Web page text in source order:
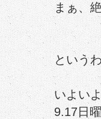
まぁ、
という
いよい
9.17日